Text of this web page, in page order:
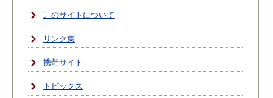
このサイトについて
リンク集
携帯サイト
トピックス